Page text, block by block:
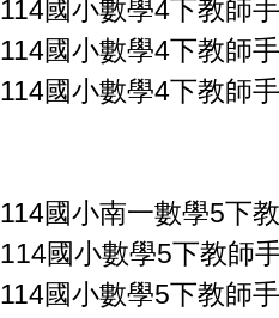
114國小數學4下教師
114國小數學4下教師
114國小數學4下教師
114國小南一數學5下
114國小數學5下教師
114國小數學5下教師